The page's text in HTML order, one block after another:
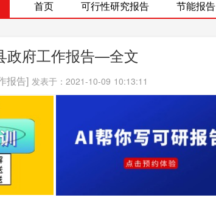
首页 可行性研究报告 节能报告
政府工作报告—全文
报告] 发表于：2021-10-09 10:13:11